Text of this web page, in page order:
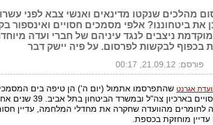
מהלכים שנקטו מדינאים ואנשי צבא לפני
את ביטחוננו? אלפי מסמכים חסויים ואינספור
ניצבים לנגד עיניהם של חברי ועדה
בכפוף לבקשות לפרסום. על פיה יישק דבר
פורסם: 21.09.12, 00:17
אגרנט שהתפרסמו אתמול (יום ה') הן טיפה בים
בארכיון צה"ל ובמשרד הביטחון בתל אביב. 39 שנים אחרי
לחומרים מהוועדה שחקרה את מחדלי המלחמה, עדיין
עדיין מוחזקת בכספת.